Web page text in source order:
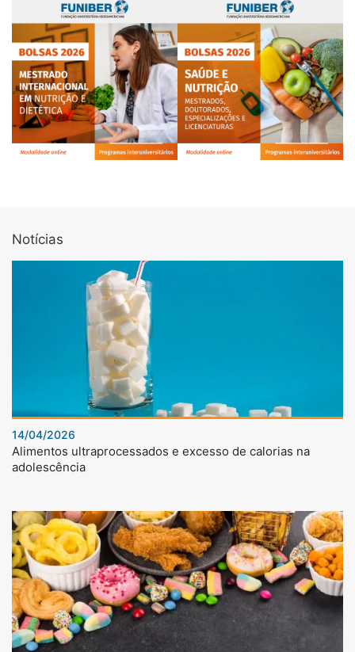
Notícias
14/04/2026
Alimentos ultraprocessados e excesso de calorias na
adolescência